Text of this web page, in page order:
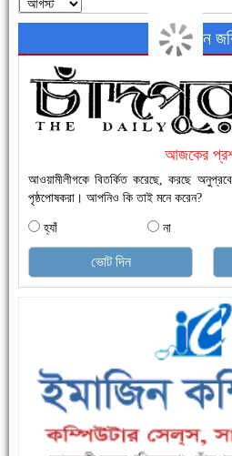
নতুনবাজার ফাঁড়ি পুলিশের অভিযানে ৪০ পিচ
এক সপ্তাহে শনাক্ত বেড়েছে ৫৫%, মৃত্যু ৪৬%
অনলাইন
আজকের
আওয়ামীলীগকে বিতর্কিত করেছে, করছে
পৃষ্ঠপোষকরা। আপনিও কি তাই মনে করেন?
হ্যাঁ না
ভোট দিন